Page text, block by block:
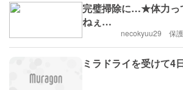
完璧掃除に…★体力っ
ねぇ…
necokyuu29 保護
ミラドライを受けて4